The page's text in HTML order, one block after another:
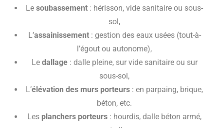
Le soubassement : hérisson, vide sanitaire ou sous-
sol,
L’assainissement: gestion des eaux usées (tout-à-
l’égout ou autonome),
Le dallage: dalle pleine, sur vide sanitaire ou sur
sous-sol,
L’élévation des murs porteurs : en parpaing, brique,
béton, etc.
Les planchers porteurs : hourdis, dalle béton armé,